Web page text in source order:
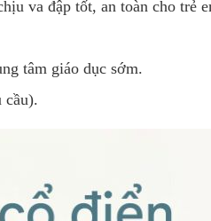
va đập tốt, an toàn cho trẻ
tâm giáo dục sớm.
cầu).